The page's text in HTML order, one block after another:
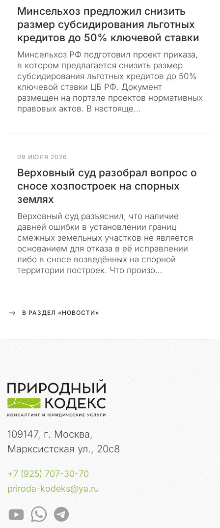
Минсельхоз предложил снизить
размер субсидирования льготных
кредитов до 50% ключевой ставки
Минсельхоз РФ подготовил проект приказа,
в котором предлагается снизить размер
субсидирования льготных кредитов до 50%
ключевой ставки ЦБ РФ. Документ
размещен на портале проектов нормативных
правовых актов. В настояще…
09 ИЮЛЯ 2026
Верховный суд разобрал вопрос о
сносе хозпостроек на спорных
землях
Верховный суд разъяснил, что наличие
давней ошибки в установлении границ
смежных земельных участков не является
основанием для отказа в её исправлении
либо в сносе возведённых на спорной
территории построек. Что произо…
В РАЗДЕЛ «НОВОСТИ»
109147, г. Москва,
Марксистская ул., 20с8
+7 (925) 707-30-70
priroda-kodeks@ya.ru
ю
щ
и
х
е
й
к
о
в
ы
т
р
и
а
о
в
о
т
м
о
Э
т
о
п
и
м
т
и
в
Б
о
л
п
к
а
з
ы
а
ь